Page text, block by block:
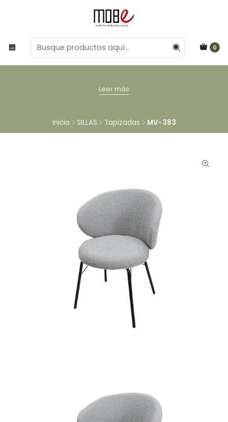
0
Leer más
Inicio SILLAS Tapizadas MV-383